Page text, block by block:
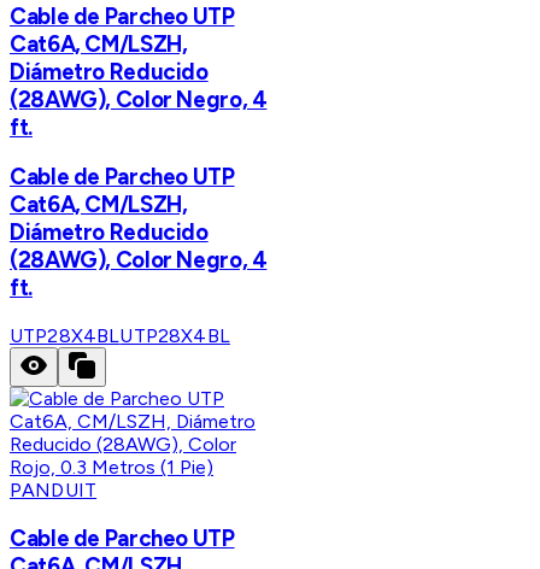
Cable de Parcheo UTP
Cat6A, CM/LSZH,
Diámetro Reducido
(28AWG), Color Negro, 4
ft.
Cable de Parcheo UTP
Cat6A, CM/LSZH,
Diámetro Reducido
(28AWG), Color Negro, 4
ft.
UTP28X4BLUTP28X4BL
PANDUIT
Cable de Parcheo UTP